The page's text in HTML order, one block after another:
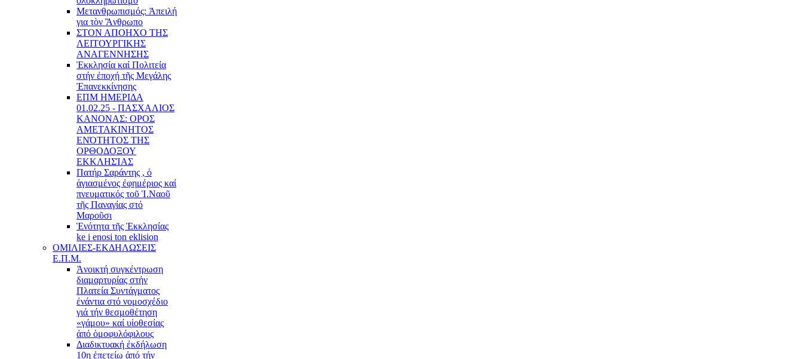
Μετανθρωπισμός: Ἀπειλή
για τὸν Ἂνθρωπο
ΣΤΟΝ ΑΠΟΗΧΟ ΤΗΣ
ΛΕΙΤΟΥΡΓΙΚΗΣ
ΑΝΑΓΕΝΝΗΣΗΣ
Ἐκκλησία καί Πολιτεία
στήν ἐποχή τῆς Μεγάλης
Ἐπανεκκίνησης
ΕΠΜ ΗΜΕΡΙΔΑ
01.02.25 - ΠΑΣΧΑΛΙΟΣ
ΚΑΝΟΝΑΣ: ΟΡΟΣ
ΑΜΕΤΑΚΙΝΗΤΟΣ
ΕΝΌΤΗΤΟΣ ΤΗΣ
ΟΡΘΟΔΟΞΟΥ
ΕΚΚΛΗΣΊΑΣ
Πατήρ Σαράντης , ὁ
ἁγιασμένος ἐφημέριος καί
πνευματικός τοῦ Ἱ.Ναοῦ
τῆς Παναγίας στό
Μαροῦσι
Ἑνότητα τῆς Ἐκκλησίας
ke i enosi ton eklision
ΟΜΙΛΙΕΣ-ΕΚΔΗΛΩΣΕΙΣ
Ε.Π.Μ.
Ἀνοικτή συγκέντρωση
διαμαρτυρίας στήν
Πλατεία Συντάγματος
ἐνάντια στό νομοσχέδιο
γιά τήν θεσμοθέτηση
«γάμου» καί υἱοθεσίας
ἀπό ὁμοφυλόφιλους
Διαδικτυακή ἐκδήλωση
10ῃ ἐπετείῳ ἀπό τήν